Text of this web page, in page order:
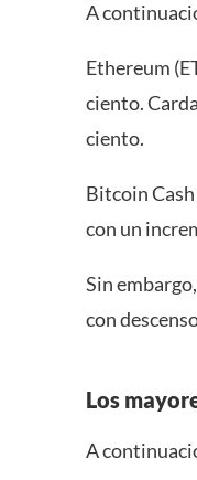
A
Ethereum
ciento.
ciento.
Bitcoin
con un
Sin
con
Los
A